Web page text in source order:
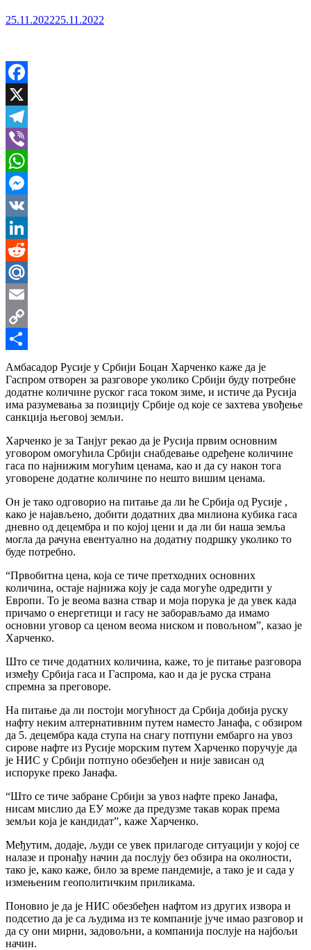
25.11.202225.11.2022
Facebook
X
Telegram
Viber
WhatsApp
Messenger
VK
LinkedIn
Reddit
Mail.Ru
Email
Copy
Link
Share
Амбасадор Русије у Србији Боцан Харченко каже да је
Гаспром отворен за разговоре уколико Србији буду потребне
додатне количине руског гаса током зиме, и истиче да Русија
има разумевања за позицију Србије од које се захтева увођење
санкција његовој земљи.
Харченко је за Танјуг рекао да је Русија првим основним
уговором омогућила Србији снабдевање одређене количине
гаса по најнижим могућим ценама, као и да су након тога
уговорене додатне количине по нешто вишим ценама.
Он је тако одговорио на питање да ли ће Србија од Русије ,
како је најављено, добити додатних два милиона кубика гаса
дневно од децембра и по којој цени и да ли би наша земља
могла да рачуна евентуално на додатну подршку уколико то
буде потребно.
“Првобитна цена, која се тиче претходних основних
количина, остаје најнижа коју је сада могуће одредити у
Европи. То је веома вазна ствар и моја порука је да увек када
причамо о енергетици и гасу не заборављамо да имамо
основни уговор са ценом веома ниском и повољном”, казао је
Харченко.
Што се тиче додатних количина, каже, то је питање разговора
између Србија гаса и Гаспрома, као и да је руска страна
спремна за преговоре.
На питање да ли постоји могућност да Србија добија руску
нафту неким алтернативним путем наместо Јанафа, с обзиром
да 5. децембра када ступа на снагу потпуни ембарго на увоз
сирове нафте из Русије морским путем Харченко поручује да
је НИС у Србији потпуно обезбеђен и није зависан од
испоруке преко Јанафа.
“Што се тиче забране Србији за увоз нафте преко Јанафа,
нисам мислио да ЕУ може да предузме такав корак према
земљи која је кандидат”, каже Харченко.
Међутим, додаје, људи се увек прилагоде ситуацији у којој се
налазе и пронађу начин да послују без обзира на околности,
тако је, како каже, било за време пандемије, а тако је и сада у
измењеним геополитичким приликама.
Поновио је да је НИС обезбеђен нафтом из других извора и
подсетио да је са људима из те компаније јуче имао разговор и
да су они мирни, задовољни, а компанија послује на најбољи
начин.